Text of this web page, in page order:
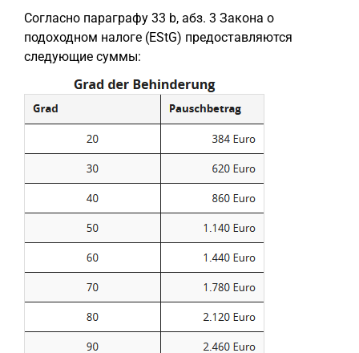
Согласно параграфу 33 b, абз. 3 Закона о
подоходном налоге (EStG) предоставляются
следующие суммы: